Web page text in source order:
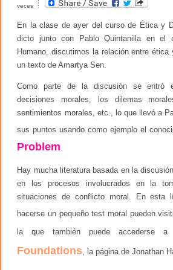
veces
En la clase de ayer del curso de Ética y
dicto junto con Pablo Quintanilla en el
Humano, discutimos la relación entre
un texto de Amartya Sen.
Como parte de la discusión se entró
decisiones morales, los dilemas
sentimientos morales, etc., lo que llevó a
sus puntos usando como ejemplo el
Problem
Hay mucha literatura basada en la
en los procesos involucrados en la
situaciones de conflicto moral. En esta
hacerse un pequeño test moral pueden
la que también puede accederse
Foundations , la página de Jonathan